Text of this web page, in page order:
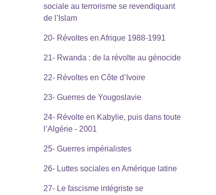
sociale au terrorisme se revendiquant
de l’Islam
20- Révoltes en Afrique 1988-1991
21- Rwanda : de la révolte au génocide
22- Révoltes en Côte d’Ivoire
23- Guerres de Yougoslavie
24- Révolte en Kabylie, puis dans toute
l’Algérie - 2001
25- Guerres impérialistes
26- Luttes sociales en Amérique latine
27- Le fascisme intégriste se